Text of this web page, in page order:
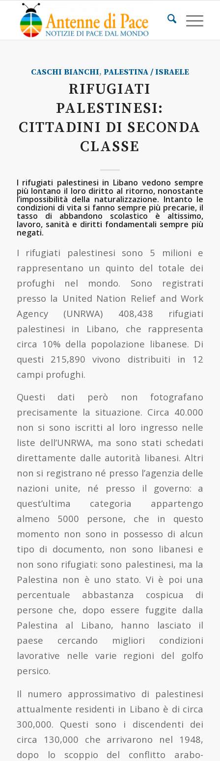
CASCHI BIANCHI, PALESTINA / ISRAELE
RIFUGIATI
PALESTINESI:
CITTADINI DI SECONDA
CLASSE
I rifugiati palestinesi in Libano vedono sempre
più lontano il loro diritto al ritorno, nonostante
l’impossibilità della naturalizzazione. Intanto le
condizioni di vita si fanno sempre più precarie, il
tasso di abbandono scolastico è altissimo,
lavoro, sanità e diritti fondamentali sempre più
negati.
I rifugiati palestinesi sono 5 milioni e
rappresentano un quinto del totale dei
profughi nel mondo. Sono registrati
presso la United Nation Relief and Work
Agency (UNRWA) 408,438 rifugiati
palestinesi in Libano, che rappresenta
circa 10% della popolazione libanese. Di
questi 215,890 vivono distribuiti in 12
campi profughi.
Questi dati però non fotografano
precisamente la situazione. Circa 40.000
non si sono iscritti al loro ingresso nelle
liste dell’UNRWA, ma sono stati schedati
direttamente dalle autorità libanesi. Altri
non si registrano né presso l’agenzia delle
nazioni unite, né presso il governo: a
quest’ultima categoria appartengo
almeno 5000 persone, che in questo
momento non sono in possesso di alcun
tipo di documento, non sono libanesi e
non sono rifugiati: sono palestinesi, ma la
Palestina non è uno stato. Vi è poi una
percentuale abbastanza cospicua di
persone che, dopo essere fuggite dalla
Palestina al Libano, hanno lasciato il
paese cercando migliori condizioni
lavorative nelle varie regioni del golfo
persico.
Il numero approssimativo di palestinesi
attualmente residenti in Libano è di circa
300,000. Questi sono i discendenti dei
circa 130,000 che arrivarono nel 1948,
dopo lo scoppio del conflitto arabo-